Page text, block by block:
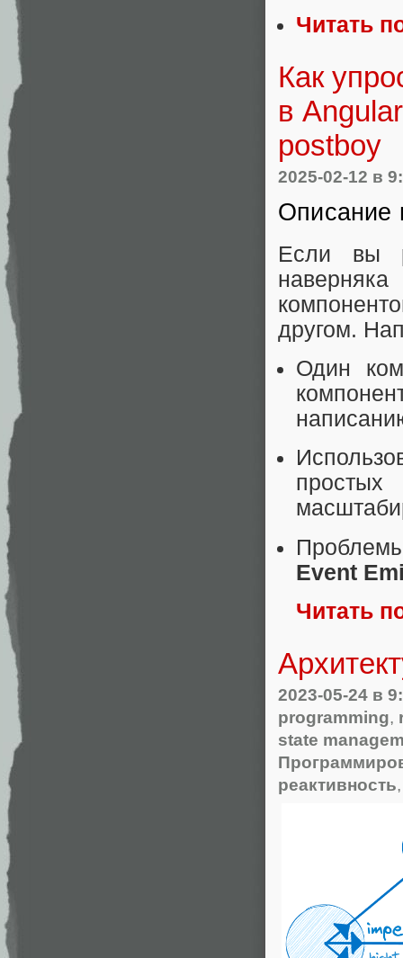
Читать
Как
в
postboy
2025-02-12 в
Описание
Если вы
другом.
Один
простых
Event
Читать
2023-05-24 в
programming,
state
реактивность